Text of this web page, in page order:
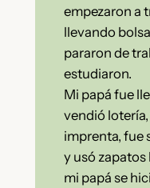
empezaron a
llevando
pararon de
estudiaron.
Mi papá fue
vendió
imprenta, fue
y usó zapatos
mi papá se